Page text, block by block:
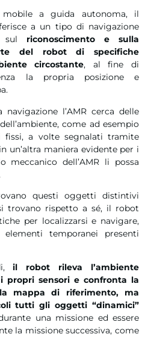
a guida autonoma, il
a un tipo di navigazione
sul riconoscimento e sulla
del robot di specifiche
circostante, al fine di
la propria posizione e
l’AMR cerca delle
come ad esempio
a volte segnalati tramite
un’altra maniera evidente per i
meccanico dell’AMR li possa
questi oggetti distintivi
trovano rispetto a sé, il robot
per localizzarsi e navigare,
elementi temporanei presenti
il robot rileva l’ambiente
propri sensori e confronta la
mappa di riferimento, ma
tutti gli oggetti “dinamici”
una missione ed essere
la missione successiva, come